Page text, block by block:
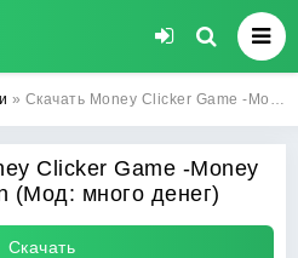
» Скачать Money Clicker Game -Money Rain Взлом (много денег) на Андроид бесплатно
Clicker Game -Money
(Мод: много денег)
Скачать